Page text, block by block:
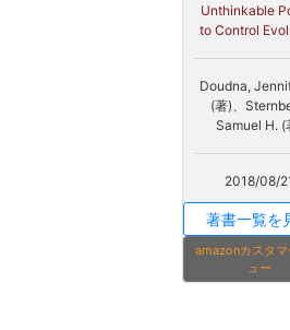
Unthinkable
to Control
Doudna,
(著)、
Samuel H. (
2018/08/
著書一覧を
amazonカスタ
ュー